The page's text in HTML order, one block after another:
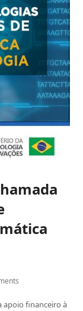
apoio financeiro à